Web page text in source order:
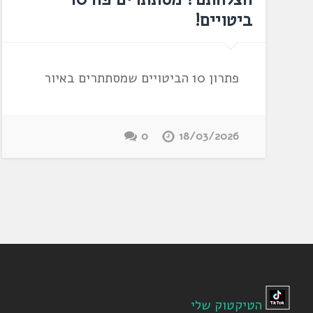
ביטויים!
פתרון 10 הביטויים שמסתתרים באיור
18/03/2026
0
הטיקטוק שלי